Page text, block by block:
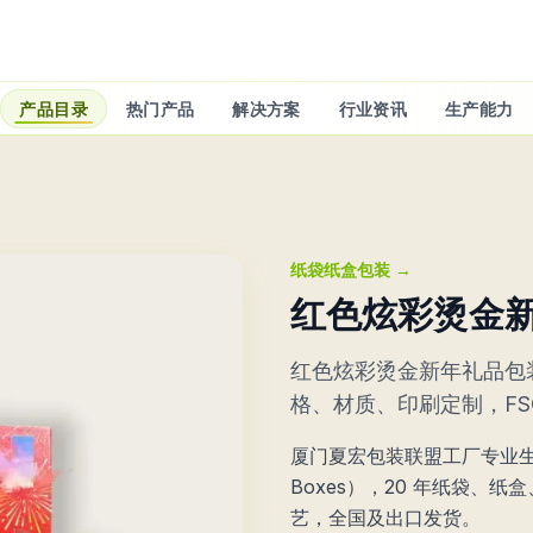
产品目录 热门产品 解决方案 行业资讯 生产能力
纸袋纸盒包装 →
红色炫彩烫金
红色炫彩烫金新年礼品
格、材质、印刷定制，
厦门夏宏包装联盟工厂专业
Boxes），20 年纸袋、纸
艺，全国及出口发货。